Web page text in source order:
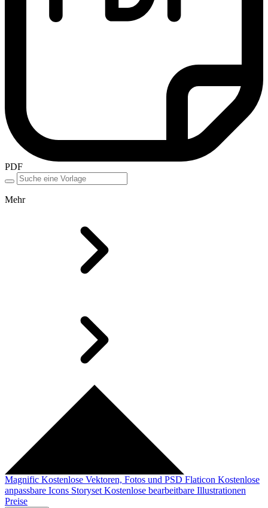
PDF
Mehr
Magnific Kostenlose Vektoren, Fotos und PSD Flaticon Kostenlose
anpassbare Icons Storyset Kostenlose bearbeitbare Illustrationen
Preise